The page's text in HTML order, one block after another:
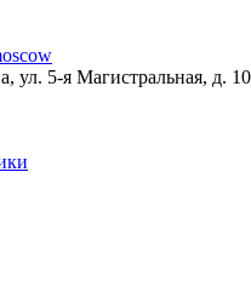
ул. 5-я Магистральная, д.